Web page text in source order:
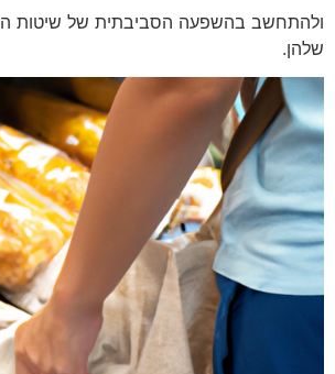
ולהתחשב בהשפעה הסביבתית של שיטות
שלהן.